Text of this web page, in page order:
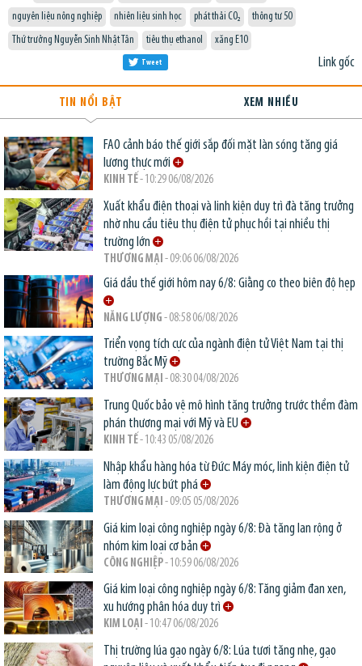
nguyên liệu nông nghiệp
nhiên liệu sinh học phát thải CO₂
thông tư 50
Thứ trưởng Nguyễn Sinh Nhật Tân
tiêu thụ ethanol xăng E10
Link gốc
Tweet
TIN NỔI BẬT XEM NHIỀU
FAO cảnh báo thế giới sắp đối mặt làn sóng tăng giá
lương thực mới
KINH TẾ- 10:29 06/08/2026
Xuất khẩu điện thoại và linh kiện duy trì đà tăng trưởng
nhờ nhu cầu tiêu thụ điện tử phục hồi tại nhiều thị
trường lớn
THƯƠNG MẠI - 09:06 06/08/2026
Giá dầu thế giới hôm nay 6/8: Giằng co theo biên độ hẹp
NĂNG LƯỢNG - 08:58 06/08/2026
Triển vọng tích cực của ngành điện tử Việt Nam tại thị
trường Bắc Mỹ
THƯƠNG MẠI - 08:30 04/08/2026
Trung Quốc bảo vệ mô hình tăng trưởng trước thềm đàm
phán thương mại với Mỹ và EU
KINH TẾ- 10:43 05/08/2026
Nhập khẩu hàng hóa từ Đức: Máy móc, linh kiện điện tử
làm động lực bứt phá
THƯƠNG MẠI - 09:05 05/08/2026
Giá kim loại công nghiệp ngày 6/8: Đà tăng lan rộng ở
nhóm kim loại cơ bản
CÔNG NGHIỆP- 10:59 06/08/2026
Giá kim loại công nghiệp ngày 6/8: Tăng giảm đan xen,
xu hướng phân hóa duy trì
KIM LOẠI - 10:47 06/08/2026
Thị trường lúa gạo ngày 6/8: Lúa tươi tăng nhẹ, gạo